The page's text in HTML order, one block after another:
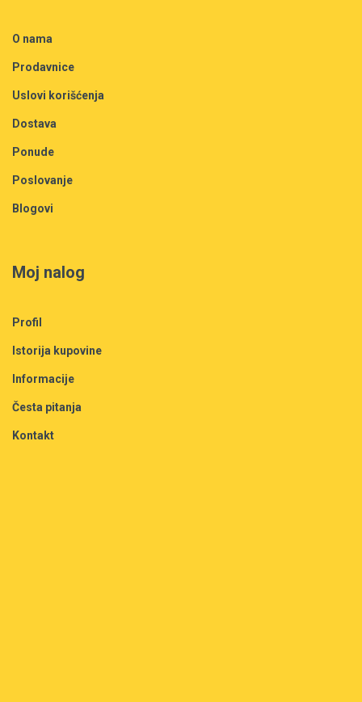
O nama
Prodavnice
Uslovi korišćenja
Dostava
Ponude
Poslovanje
Blogovi
Moj nalog
Profil
Istorija kupovine
Informacije
Česta pitanja
Kontakt